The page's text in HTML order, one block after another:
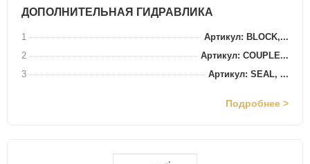
ДОПОЛНИТЕЛЬНАЯ ГИДРАВЛИКА
1
Артикул: BLOCK,...
2
Артикул: COUPLE...
3
Артикул: SEAL, ...
Подробнее >